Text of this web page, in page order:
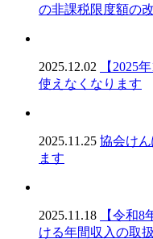
の非課税限度額の
2025.12.02
【2025
使えなくなります
2025.11.25 協会け
ます
2025.11.18
【令和
ける年間収入の取